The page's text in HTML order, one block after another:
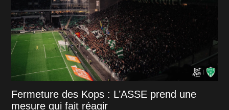
Fermeture des Kops : L’ASSE prend une
mesure qui fait réagir